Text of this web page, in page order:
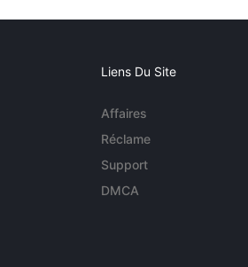
Liens Du Site
Affaires
Réclame
Support
DMCA